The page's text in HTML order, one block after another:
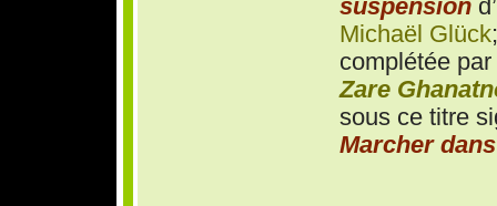
suspensiond’
Michaël Glück
complétée par
Zare
sous ce titre
Marcher